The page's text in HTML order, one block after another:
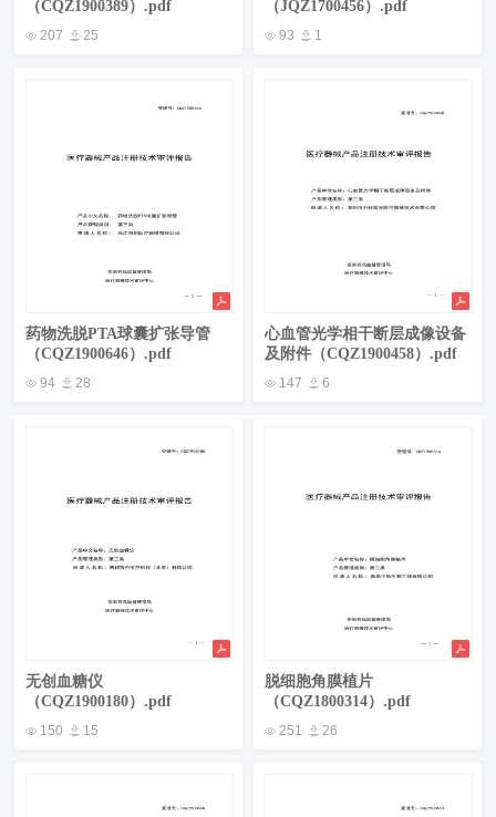
（CQZ1900389）.pdf
207 25
（JQZ1700456）.pdf
93 1
药物洗脱PTA球囊扩张导管
（CQZ1900646）.pdf
94 28
心血管光学相干断层成像设备
及附件（CQZ1900458）.pdf
147 6
无创血糖仪
（CQZ1900180）.pdf
150 15
脱细胞角膜植片
（CQZ1800314）.pdf
251 26